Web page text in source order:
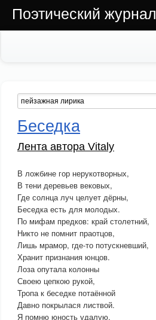
Поэтический журнал
Беседка
Лента автора Vitaly
В ложбине гор нерукотворных,
В тени деревьев вековых,
Где солнца луч целует дёрны,
Беседка есть для молодых.
По мифам предков: край столетний,
Никто не помнит праотцов,
Лишь мрамор, где-то потускневший,
Хранит признания юнцов.
Лоза опутала колонны
Своею цепкою рукой,
Тропа к беседке потаённой
Давно покрылася листвой.
Я помню юность удалую,